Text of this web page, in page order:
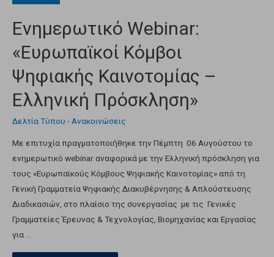
Ενημερωτικό Webinar:
«Ευρωπαϊκοί Κόμβοι
Ψηφιακής Καινοτομίας –
Ελληνική Πρόσκληση»
Δελτία Τύπου - Ανακοινώσεις
Με επιτυχία πραγματοποιήθηκε την Πέμπτη 06 Αυγούστου το
ενημερωτικό webinar αναφορικά με την Ελληνική πρόσκληση για
τους «Ευρωπαϊκούς Κόμβους Ψηφιακής Καινοτομίας» από τη
Γενική Γραμματεία Ψηφιακής Διακυβέρνησης & Απλούστευσης
Διαδικασιών, στο πλαίσιο της συνεργασίας με τις Γενικές
Γραμματείες Έρευνας & Τεχνολογίας, Βιομηχανίας και Εργασίας
για …